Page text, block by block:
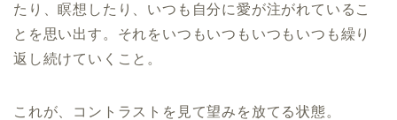
たり、瞑想したり、いつも自分に愛が注がれているこ
とを思い出す。それをいつもいつもいつもいつも繰り
返し続けていくこと。
これが、コントラストを見て望みを放てる状態。